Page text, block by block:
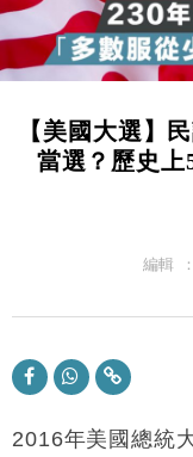
10:57
財經｜美商
25%
18:15
本地｜新世
17:40
財經｜本港
最強
財經｜滙控
財經｜SA
財經｜精星
14:50
地產｜大酒
13:12
國際｜特朗
【美國大選】
當選？歷史
編輯
2016年美國總統